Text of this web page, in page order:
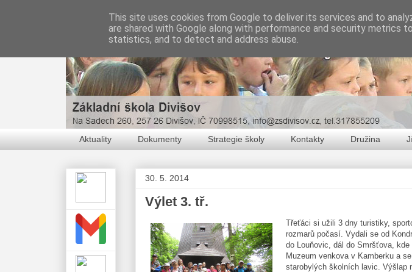
Aktuality Dokumenty Strategie školy Kontakty Družina
30. 5. 2014
Výlet 3. tř.
Třeťáci si užili 3 dny turistiky,
rozmarů počasí. Vydali se od
do Louňovic, dál do Smršťova,
Muzeum venkova v Kamberku a
starobylých školních lavic. Výšlap
This site uses cookies from Google to deliver its services and to
are shared with Google along with performance and security metrics
statistics, and to detect and address abuse.